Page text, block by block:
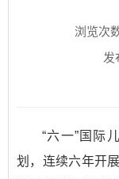
浏览次
发
“六一”国际
划，连续六年开